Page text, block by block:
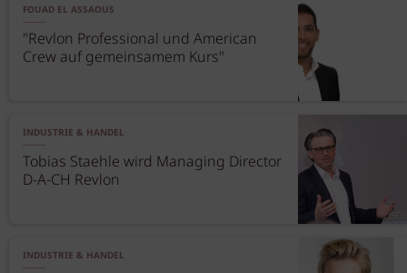
FOUAD EL ASSAOUS
"Revlon Professional und American
Crew auf gemeinsamem Kurs"
INDUSTRIE & HANDEL
Tobias Staehle wird Managing Director
D-A-CH Revlon
INDUSTRIE & HANDEL